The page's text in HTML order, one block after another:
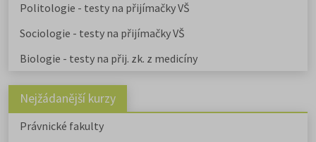
Politologie - testy na přijímačky VŠ
Sociologie - testy na přijímačky VŠ
Biologie - testy na přij. zk. z medicíny
Nejžádanější kurzy
Právnické fakulty